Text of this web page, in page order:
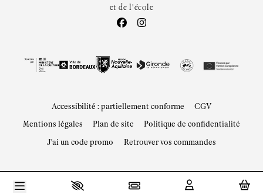
et de l'école
Accessibilité : partiellement conforme CGV
Mentions légales Plan de site Politique de confidentialité
J'ai un code promo Retrouver vos commandes